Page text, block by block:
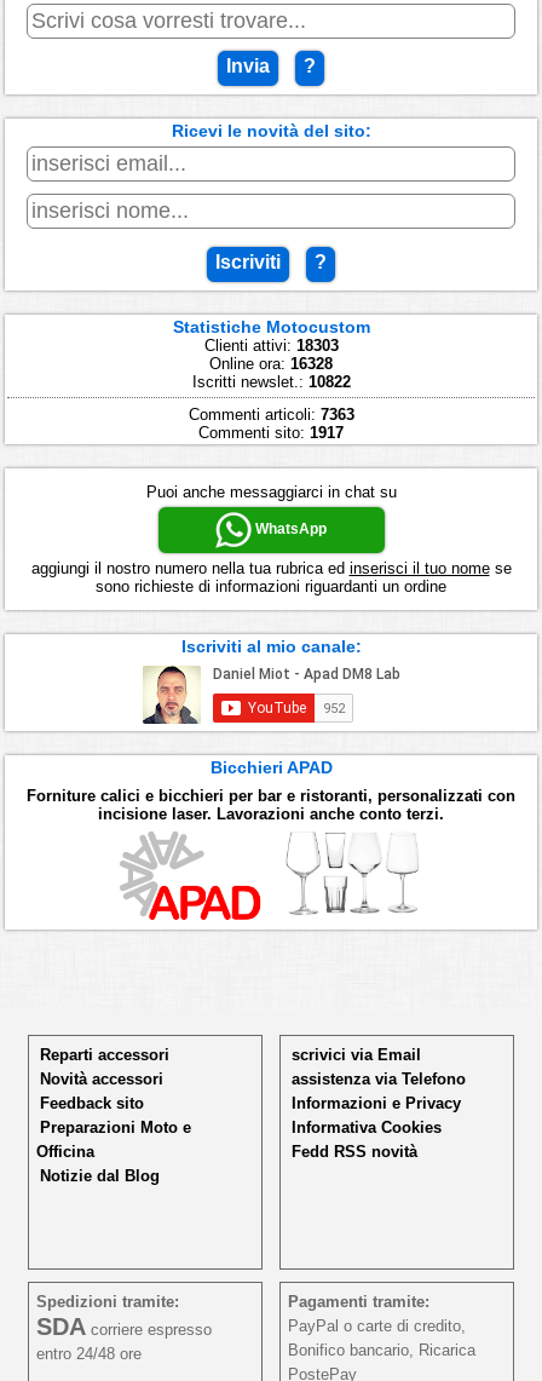
Invia ?
Ricevi le novità del sito:
Iscriviti ?
Statistiche Motocustom
Clienti attivi: 18303
Online ora: 16328
Iscritti newslet.: 10822
Commenti articoli: 7363
Commenti sito: 1917
Puoi anche messaggiarci in chat su
WhatsApp
aggiungi il nostro numero nella tua rubrica ed inserisci il tuo nomese
sono richieste di informazioni riguardanti un ordine
Iscriviti al mio canale:
Bicchieri APAD
Forniture calici e bicchieri per bar e ristoranti, personalizzati con
incisione laser. Lavorazioni anche conto terzi.
Reparti accessori
Novità accessori
Feedback sito
Preparazioni Moto e
Officina
Notizie dal Blog
scrivici via Email
assistenza via Telefono
Informazioni e Privacy
Informativa Cookies
Fedd RSS novità
Spedizioni tramite:
SDA corriere espresso
entro 24/48 ore
Pagamenti tramite:
PayPal o carte di credito,
Bonifico bancario, Ricarica
PostePay